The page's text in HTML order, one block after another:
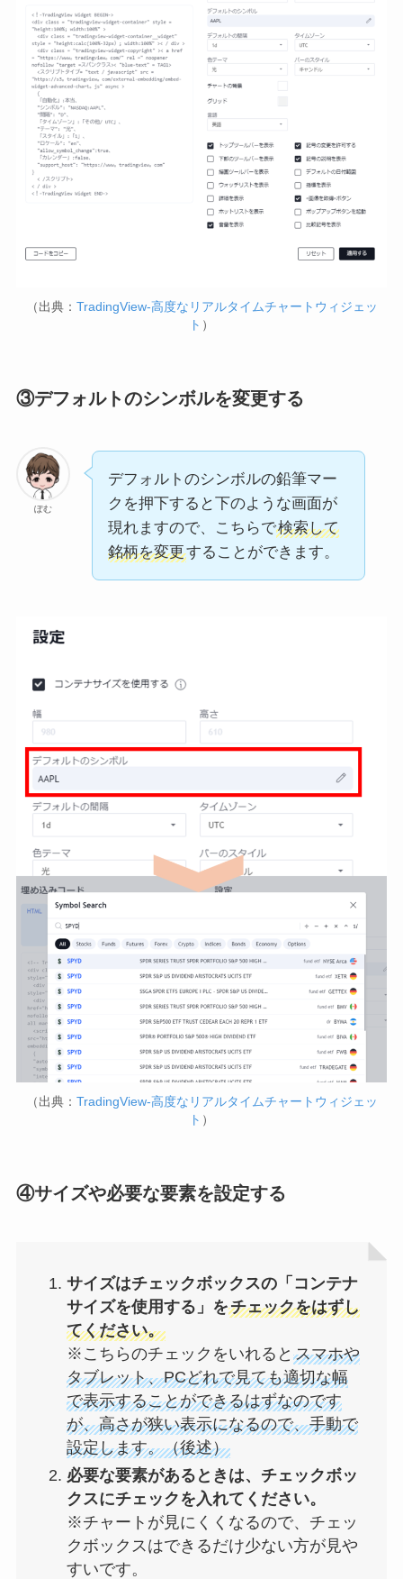
（出典： TradingView-高度なリアルタイムチャートウィジェッ
ト ）
③デフォルトのシンボルを変更する
ぽむ
デフォルトのシンボルの鉛筆マー
クを押下すると下のような画面が
現れますので、こちらで検索して
銘柄を変更することができます。
（出典： TradingView-高度なリアルタイムチャートウィジェッ
ト ）
④サイズや必要な要素を設定する
サイズはチェックボックスの「コンテナ
サイズを使用する」をチェックをはずし
てください。
※こちらのチェックをいれると スマホや
タブレット、PCどれで見ても適切な幅
で表示することができるはずなのです
が、高さが狭い表示になるので、手動で
設定します。（後述）
必要な要素があるときは、チェックボッ
クスにチェックを入れてください。
※チャートが見にくくなるので、チェッ
クボックスはできるだけ少ない方が見や
すいです。